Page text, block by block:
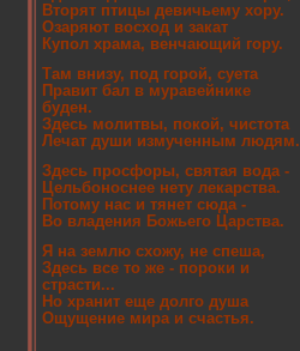
Вторят птицы девичьему хору.
Озаряют восход и закат
Купол храма, венчающий гору.
Там внизу, под горой, суета
Правит бал в муравейнике
буден.
Здесь молитвы, покой, чистота
Лечат души измученным людям.
Здесь просфоры, святая вода -
Цельбоноснее нету лекарства.
Потому нас и тянет сюда -
Во владения Божьего Царства.
Я на землю схожу, не спеша,
Здесь все то же - пороки и
страсти...
Но хранит еще долго душа
Ощущение мира и счастья.